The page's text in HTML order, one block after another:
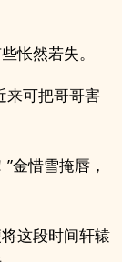
怅然若失。
来可把哥哥害
金惜雪掩唇，
这段时间轩辕